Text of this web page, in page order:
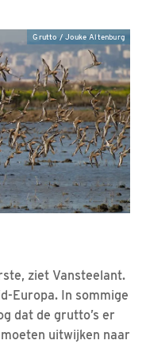
Grutto / Jouke Altenburg
ziet Vansteelant.
Europa. In sommige
dat de grutto’s er
uitwijken naar